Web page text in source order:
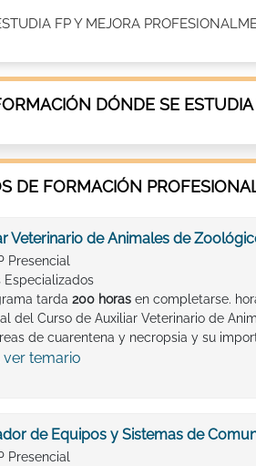
FP Y MEJORA
DÓNDE SE
DE FORMACIÓN
Veterinario de Animales de
Presencial
Especializados
tarda 200 horas en completarse.
del Curso de Auxiliar Veterinario de
de cuarentena y necropsia y su
ver temario
de Equipos y Sistemas de
Presencial